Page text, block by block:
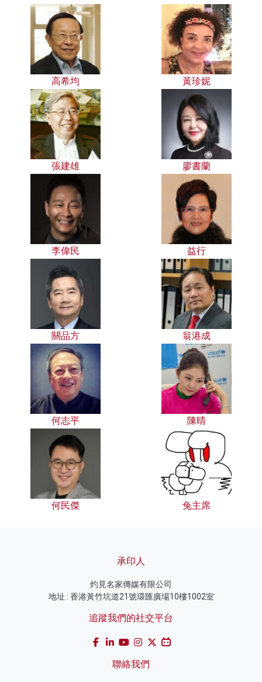
高希均 黃珍妮
張建雄 廖書蘭
李偉民 益行
關品方 翁港成
何志平 陳晴
何民傑 兔主席
承印人
灼見名家傳媒有限公司
地址 : 香港黃竹坑道21號環匯廣場10樓1002室
追蹤我們的社交平台
聯絡我們